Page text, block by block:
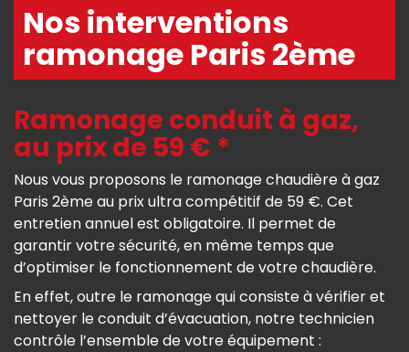
Nos interventions
ramonage Paris 2ème
Ramonage conduit à gaz,
au prix de 59 € *
Nous vous proposons le ramonage chaudière à gaz
Paris 2ème au prix ultra compétitif de 59 €. Cet
entretien annuel est obligatoire. Il permet de
garantir votre sécurité, en même temps que
d’optimiser le fonctionnement de votre chaudière.
En effet, outre le ramonage qui consiste à vérifier et
nettoyer le conduit d’évacuation, notre technicien
contrôle l’ensemble de votre équipement :